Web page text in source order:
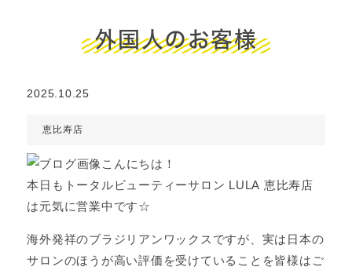
外国人のお客様
2025.10.25
恵比寿店
こんにちは！
本日もトータルビューティーサロン LULA 恵比寿店
は元気に営業中です☆
海外発祥のブラジリアンワックスですが、実は日本の
サロンのほうが高い評価を受けていることを皆様はご